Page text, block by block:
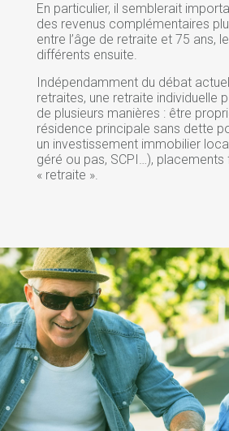
En particulier, il semblerait
des revenus complémentaires
entre l’âge de retraite et 75 ans,
différents ensuite.
Indépendamment du débat
retraites, une retraite individuelle
de plusieurs manières : être
résidence principale sans dette
un investissement immobilier
géré ou pas, SCPI…), placements
« retraite ».